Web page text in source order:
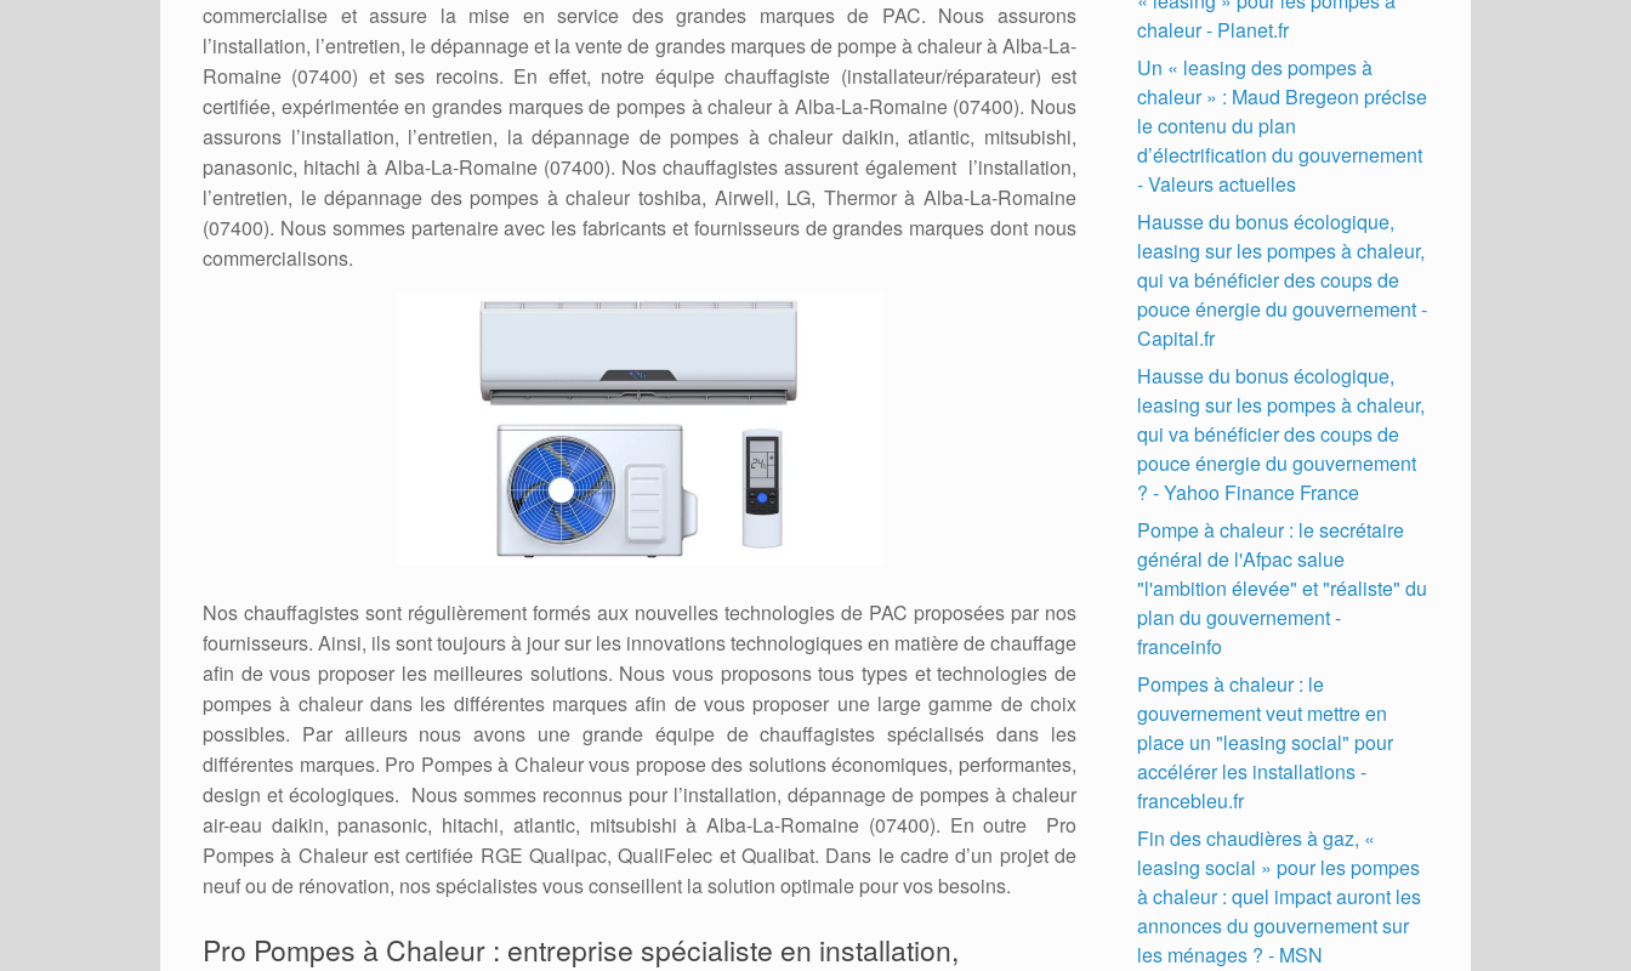
commercialise et assure la mise en service des grandes marques de PAC. Nous assurons
l’installation, l’entretien, le dépannage et la vente de grandes marques de pompe à chaleur à Alba-La-
Romaine (07400) et ses recoins. En effet, notre équipe chauffagiste (installateur/réparateur) est
certifiée, expérimentée en grandes marques de pompes à chaleur à Alba-La-Romaine (07400). Nous
assurons l’installation, l’entretien, la dépannage de pompes à chaleur daikin, atlantic, mitsubishi,
panasonic, hitachi à Alba-La-Romaine (07400). Nos chauffagistes assurent également l’installation,
l’entretien, le dépannage des pompes à chaleur toshiba, Airwell, LG, Thermor à Alba-La-Romaine
(07400). Nous sommes partenaire avec les fabricants et fournisseurs de grandes marques dont nous
commercialisons.
Nos chauffagistes sont régulièrement formés aux nouvelles technologies de PAC proposées par nos
fournisseurs. Ainsi, ils sont toujours à jour sur les innovations technologiques en matière de chauffage
afin de vous proposer les meilleures solutions. Nous vous proposons tous types et technologies de
pompes à chaleur dans les différentes marques afin de vous proposer une large gamme de choix
possibles. Par ailleurs nous avons une grande équipe de chauffagistes spécialisés dans les
différentes marques. Pro Pompes à Chaleur vous propose des solutions économiques, performantes,
design et écologiques. Nous sommes reconnus pour l’installation, dépannage de pompes à chaleur
air-eau daikin, panasonic, hitachi, atlantic, mitsubishi à Alba-La-Romaine (07400). En outre Pro
Pompes à Chaleur est certifiée RGE Qualipac, QualiFelec et Qualibat. Dans le cadre d’un projet de
neuf ou de rénovation, nos spécialistes vous conseillent la solution optimale pour vos besoins.
Pro Pompes à Chaleur : entreprise spécialiste en installation,
chaleur - Planet.fr
Un « leasing des pompes à
chaleur » : Maud Bregeon précise
le contenu du plan
d’électrification du gouvernement
- Valeurs actuelles
Hausse du bonus écologique,
leasing sur les pompes à chaleur,
qui va bénéficier des coups de
pouce énergie du gouvernement -
Capital.fr
Hausse du bonus écologique,
leasing sur les pompes à chaleur,
qui va bénéficier des coups de
pouce énergie du gouvernement
? - Yahoo Finance France
Pompe à chaleur : le secrétaire
général de l'Afpac salue
"l'ambition élevée" et "réaliste" du
plan du gouvernement -
franceinfo
Pompes à chaleur : le
gouvernement veut mettre en
place un "leasing social" pour
accélérer les installations -
francebleu.fr
Fin des chaudières à gaz, «
leasing social » pour les pompes
à chaleur : quel impact auront les
annonces du gouvernement sur
les ménages ? - MSN